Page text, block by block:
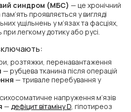
синдром (МБС) — це хронічний
проявляється у вигляді
ущільнень у м’язах та фасціях,
при легкому дотику або русі.
розтяжки, перенавантаження
— рубцева тканина після операцій
— тривале перебування у
напруження м’язів
— дефіцит вітаміну D, гіпотиреоз